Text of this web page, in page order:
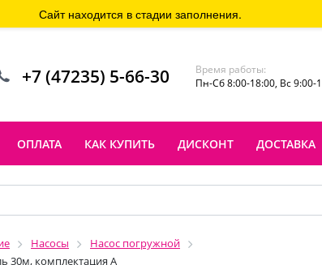
+7 (47235) 5-66-30
Время работы:
Пн-Сб 8:00-18:00, Вс 9:00-
ОПЛАТА КАК КУПИТЬ ДИСКОНТ ДОСТАВКА
Насосы
Насос погружной
30м, комплектация А
Сайт находится в стадии заполнения.